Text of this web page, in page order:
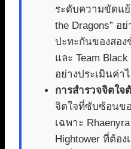
ระดับความขัดแย้
the Dragons” อ
ปะทะกันของสอง
และ Team
อย่างประเมินค่า
การสำรวจจิตใจ
จิตใจที่ซับซ้อนข
เฉพาะ
Hightower ที่ต้อ